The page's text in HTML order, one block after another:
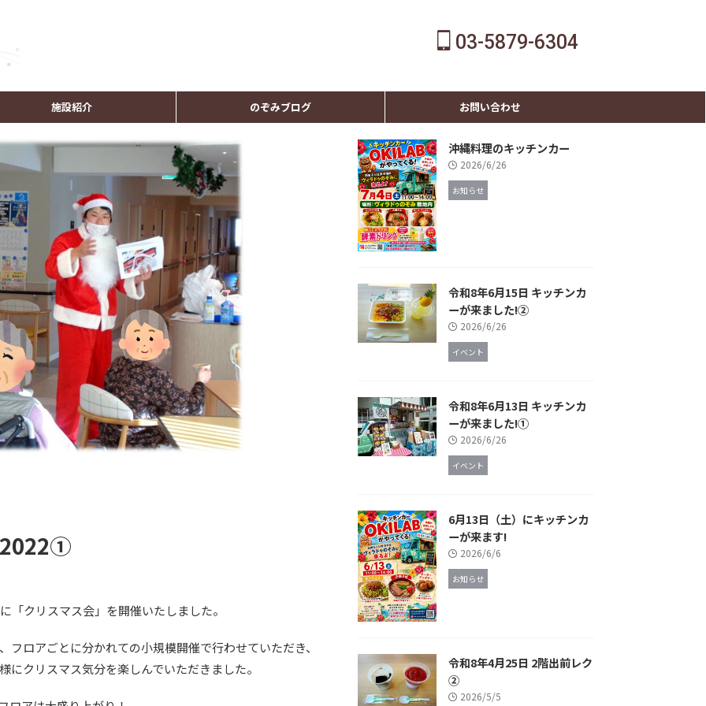
03-5879-6304
施設紹介 のぞみブログ お問い合わせ
2022①
「クリスマス会」を開催いたしました。
ロアごとに分かれての小規模開催で行わせていただき、
クリスマス気分を楽しんでいただきました。
沖縄料理のキッチンカー
2026/6/26
お知らせ
令和8年6月15日 キッチンカ
ーが来ました!②
2026/6/26
イベント
令和8年6月13日 キッチンカ
ーが来ました!①
2026/6/26
イベント
6月13日（土）にキッチンカ
ーが来ます!
2026/6/6
お知らせ
令和8年4月25日 2階出前レク
②
2026/5/5